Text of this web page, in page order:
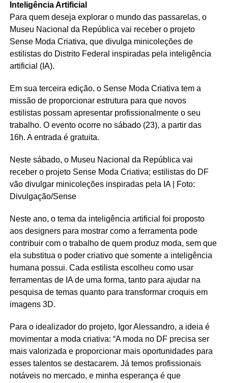
Inteligência Artificial
Para quem deseja explorar o mundo das passarelas, o
Museu Nacional da República vai receber o projeto
Sense Moda Criativa, que divulga minicoleções de
estilistas do Distrito Federal inspiradas pela inteligência
artificial (IA).
Em sua terceira edição, o Sense Moda Criativa tem a
missão de proporcionar estrutura para que novos
estilistas possam apresentar profissionalmente o seu
trabalho. O evento ocorre no sábado (23), a partir das
16h. A entrada é gratuita.
Neste sábado, o Museu Nacional da República vai
receber o projeto Sense Moda Criativa; estilistas do DF
vão divulgar minicoleções inspiradas pela IA | Foto:
Divulgação/Sense
Neste ano, o tema da inteligência artificial foi proposto
aos designers para mostrar como a ferramenta pode
contribuir com o trabalho de quem produz moda, sem que
ela substitua o poder criativo que somente a inteligência
humana possui. Cada estilista escolheu como usar
ferramentas de IA de uma forma, tanto para ajudar na
pesquisa de temas quanto para transformar croquis em
imagens 3D.
Para o idealizador do projeto, Igor Alessandro, a ideia é
movimentar a moda criativa: “A moda no DF precisa ser
mais valorizada e proporcionar mais oportunidades para
esses talentos se destacarem. Já temos profissionais
notáveis no mercado, e minha esperança é que